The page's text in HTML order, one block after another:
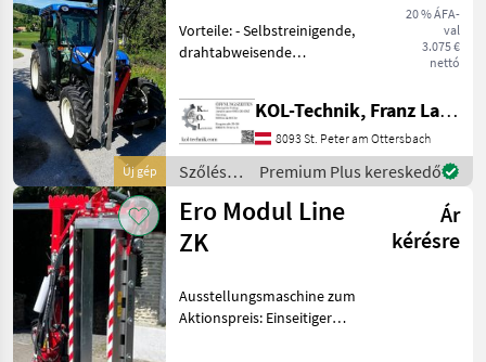
Új gép
20 % ÁFA-
val
3.075 €
nettó
Vorteile: - Selbstreinigende,
drahtabweisende
Modellbauweise -
Zentralrahmen -
Ausklinkvorrichtung des
oberen Schnittbalkens -
Spielfrei einst
KOL-Technik, Franz Lampl-Küssner
8093 St. Peter am Ottersbach
Szőlészeti
gépek /
Sonstige
Premium Plus kereskedő
Ero Modul Line
ZK
Ár
kérésre
Ausstellungsmaschine zum
Aktionspreis: Einseitiger